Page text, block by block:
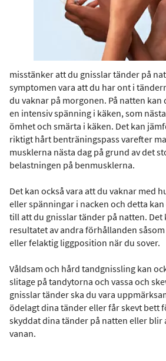
misstänker att du gnisslar tänder på
symptomen vara att du har ont i
du vaknar på morgonen. På natten
en intensiv spänning i käken, som
ömhet och smärta i käken. Det kan
riktigt hårt benträningspass varefter
musklerna nästa dag på grund av det
belastningen på benmusklerna.
Det kan också vara att du vaknar med
eller spänningar i nacken och detta
till att du gnisslar tänder på natten. Det
resultatet av andra förhållanden
eller felaktig liggposition när du sover.
Våldsam och hård tandgnissling kan
slitage på tandytorna och vassa och
gnisslar tänder ska du vara
ödelagt dina tänder eller får skevt bett
skyddat dina tänder på natten eller blir
vanan.